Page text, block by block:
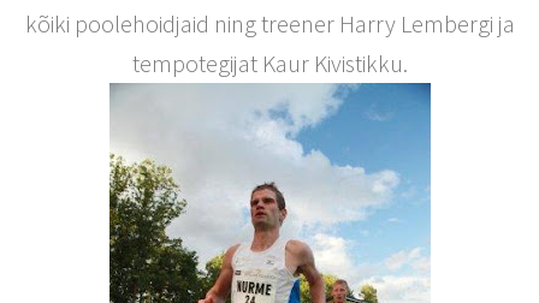
kõiki poolehoidjaid ning treener Harry Lembergi ja
tempotegijat Kaur Kivistikku.